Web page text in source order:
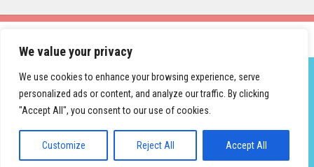
We value your privacy
We use cookies to enhance your browsing experience, serve
personalized ads or content, and analyze our traffic. By clicking
"Accept All", you consent to our use of cookies.
Customize Reject All Accept All
Fièrement propulsé par - Conçu par